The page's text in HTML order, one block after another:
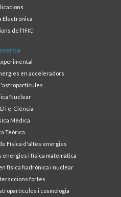
Electrònica
de l'IFIC
en acceleradors
Nuclear
i e-Ciència
Mèdica
Teòrica
Física d'altes energies
energies i física matemàtica
física hadrònica i nuclear
fortes
i cosmologia